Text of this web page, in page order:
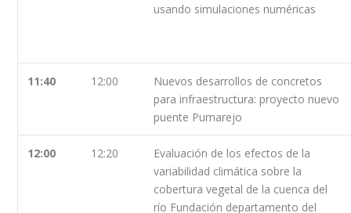
usando simulaciones numéricas
11:40 12:00
Nuevos desarrollos de concretos
para infraestructura: proyecto nuevo
puente Pumarejo
12:00 12:20
Evaluación de los efectos de la
variabilidad climática sobre la
cobertura vegetal de la cuenca del
río Fundación departamento del